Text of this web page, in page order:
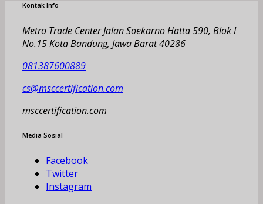
Kontak Info
Metro Trade Center Jalan Soekarno Hatta 590, Blok I
No.15 Kota Bandung, Jawa Barat 40286
081387600889
cs@msccertification.com
msccertification.com
Media Sosial
Facebook
Twitter
Instagram